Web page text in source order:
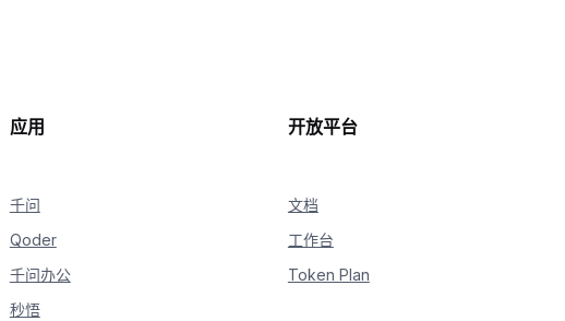
"content") and delta
end=""
应用
千问
Qoder
千问办公
秒悟
开放平台
文档
工作台
Token Plan